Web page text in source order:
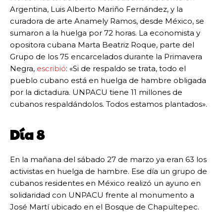
Argentina, Luis Alberto Mariño Fernández, y la
curadora de arte Anamely Ramos, desde México, se
sumaron a la huelga por 72 horas. La economista y
opositora cubana Marta Beatriz Roque, parte del
Grupo de los 75 encarcelados durante la Primavera
Negra, escribió: «Si de respaldo se trata, todo el
pueblo cubano está en huelga de hambre obligada
por la dictadura. UNPACU tiene 11 millones de
cubanos respaldándolos. Todos estamos plantados».
Día 8
En la mañana del sábado 27 de marzo ya eran 63 los
activistas en huelga de hambre. Ese día un grupo de
cubanos residentes en México realizó un ayuno en
solidaridad con UNPACU frente al monumento a
José Martí ubicado en el Bosque de Chapultepec.